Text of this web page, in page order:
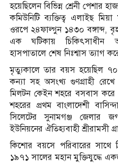
হয়েছিলেন বিভিন্ন শ্রেনী পেশার
কমিউনিটি ব্যক্তিত্ব এলাইছ
ওরপে ২৪ফাল্গুন ১৪৩০ বঙ্গাব্দ,
এক ঘটিকায় চিকিৎসাধীন
হাসপাতালে শেষ নিঃশ্বাস ত্যাগ
মৃত্যুকালে তার বয়স হয়েছিল ৭০
কন্যা সহ অসংখ্য গুণগ্রাহী রেখে
মিলটন কেইন শহরে বসবাস
শহরের প্রথম বাংলাদেশী
সিলেটের সুনামগঞ্জ জেলার
ইউনিয়নের ঐতিহ্যবাহী শ্রীরামসী
কিশোর বয়সে পরিবারের সাথে
১৯৭১ সালের মহান মুক্তিযুদ্ধে